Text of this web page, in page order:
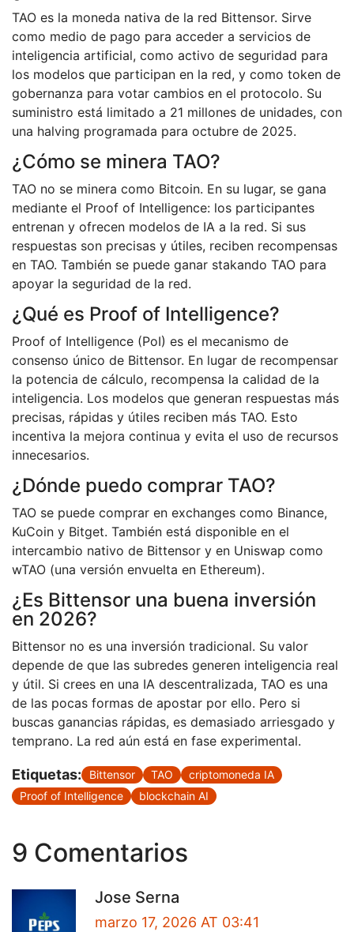
TAO es la moneda nativa de la red Bittensor. Sirve
como medio de pago para acceder a servicios de
inteligencia artificial, como activo de seguridad para
los modelos que participan en la red, y como token de
gobernanza para votar cambios en el protocolo. Su
suministro está limitado a 21 millones de unidades, con
una halving programada para octubre de 2025.
¿Cómo se minera TAO?
TAO no se minera como Bitcoin. En su lugar, se gana
mediante el Proof of Intelligence: los participantes
entrenan y ofrecen modelos de IA a la red. Si sus
respuestas son precisas y útiles, reciben recompensas
en TAO. También se puede ganar stakando TAO para
apoyar la seguridad de la red.
¿Qué es Proof of Intelligence?
Proof of Intelligence (PoI) es el mecanismo de
consenso único de Bittensor. En lugar de recompensar
la potencia de cálculo, recompensa la calidad de la
inteligencia. Los modelos que generan respuestas más
precisas, rápidas y útiles reciben más TAO. Esto
incentiva la mejora continua y evita el uso de recursos
innecesarios.
¿Dónde puedo comprar TAO?
TAO se puede comprar en exchanges como Binance,
KuCoin y Bitget. También está disponible en el
intercambio nativo de Bittensor y en Uniswap como
wTAO (una versión envuelta en Ethereum).
¿Es Bittensor una buena inversión
en 2026?
Bittensor no es una inversión tradicional. Su valor
depende de que las subredes generen inteligencia real
y útil. Si crees en una IA descentralizada, TAO es una
de las pocas formas de apostar por ello. Pero si
buscas ganancias rápidas, es demasiado arriesgado y
temprano. La red aún está en fase experimental.
Etiquetas: Bittensor TAO
criptomoneda IA
Proof of Intelligence
blockchain AI
9 Comentarios
Jose Serna
marzo 17, 2026 AT 03:41